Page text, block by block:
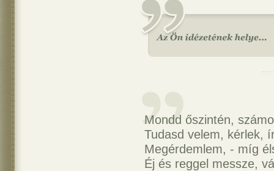
Mondd őszintén,
Tudasd velem, kérlek,
Megérdemlem, - míg
Éj és reggel messze,